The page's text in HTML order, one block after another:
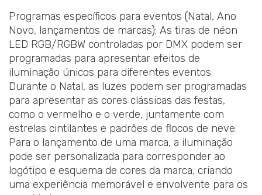
Programas específicos para eventos (Natal, Ano
Novo, lançamentos de marcas): As tiras de néon
LED RGB/RGBW controladas por DMX podem ser
programadas para apresentar efeitos de
iluminação únicos para diferentes eventos.
Durante o Natal, as luzes podem ser programadas
para apresentar as cores clássicas das festas,
como o vermelho e o verde, juntamente com
estrelas cintilantes e padrões de flocos de neve.
Para o lançamento de uma marca, a iluminação
pode ser personalizada para corresponder ao
logótipo e esquema de cores da marca, criando
uma experiência memorável e envolvente para os